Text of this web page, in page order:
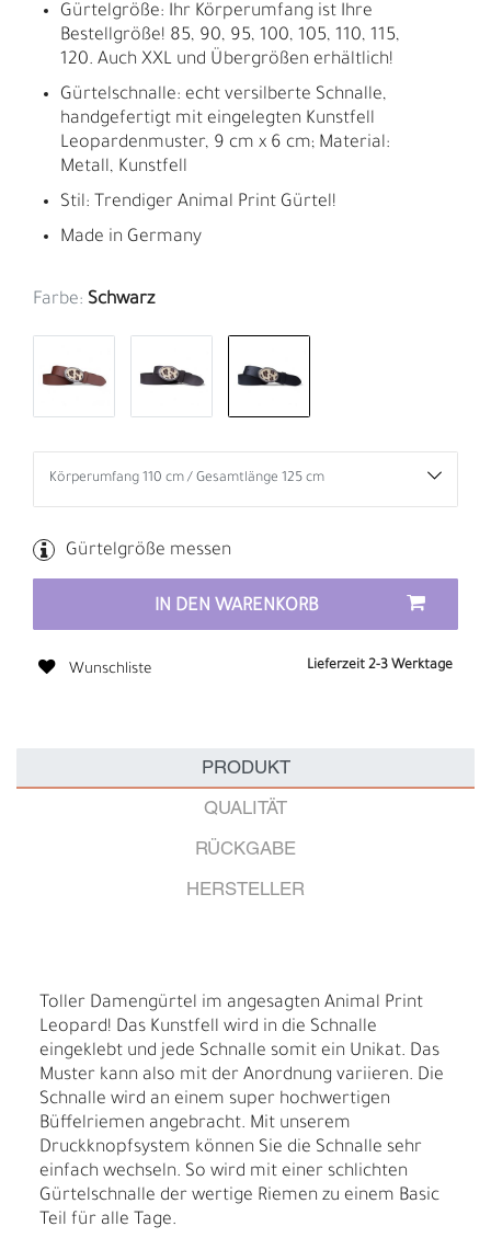
Gürtelgröße: Ihr Körperumfang ist Ihre
Bestellgröße! 85, 90, 95, 100, 105, 110, 115,
120. Auch XXL und Übergrößen erhältlich!
Gürtelschnalle: echt versilberte Schnalle,
handgefertigt mit eingelegten Kunstfell
Leopardenmuster, 9 cm x 6 cm; Material:
Metall, Kunstfell
Stil: Trendiger Animal Print Gürtel!
Made in Germany
Farbe: Schwarz
Gürtelgröße messen
IN DEN WARENKORB
Wunschliste Lieferzeit 2-3 Werktage
PRODUKT
QUALITÄT
RÜCKGABE
HERSTELLER
Toller Damengürtel im angesagten Animal Print
Leopard! Das Kunstfell wird in die Schnalle
eingeklebt und jede Schnalle somit ein Unikat. Das
Muster kann also mit der Anordnung variieren. Die
Schnalle wird an einem super hochwertigen
Büffelriemen angebracht. Mit unserem
Druckknopfsystem können Sie die Schnalle sehr
einfach wechseln. So wird mit einer schlichten
Gürtelschnalle der wertige Riemen zu einem Basic
Teil für alle Tage.